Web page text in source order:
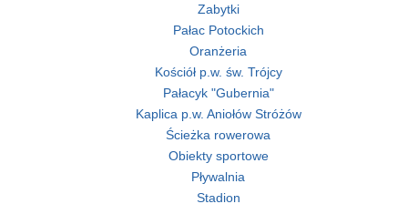
Zabytki
Pałac Potockich
Oranżeria
Kościół p.w. św. Trójcy
Pałacyk "Gubernia"
Kaplica p.w. Aniołów Stróżów
Ścieżka rowerowa
Obiekty sportowe
Pływalnia
Stadion